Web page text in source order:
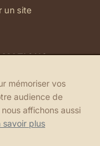
un site
mémoriser vos
audience de
affichons aussi
savoir plus